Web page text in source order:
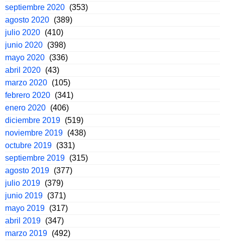
septiembre 2020 (353)
agosto 2020 (389)
julio 2020 (410)
junio 2020 (398)
mayo 2020 (336)
abril 2020 (43)
marzo 2020 (105)
febrero 2020 (341)
enero 2020 (406)
diciembre 2019 (519)
noviembre 2019 (438)
octubre 2019 (331)
septiembre 2019 (315)
agosto 2019 (377)
julio 2019 (379)
junio 2019 (371)
mayo 2019 (317)
abril 2019 (347)
marzo 2019 (492)